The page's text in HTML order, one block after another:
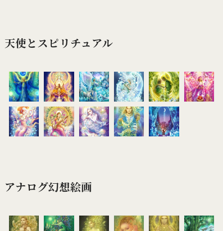
天使とスピリチュアル
アナログ幻想絵画